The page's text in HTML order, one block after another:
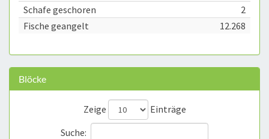
Schafe geschoren
2
Fische geangelt
12.268
Blöcke
Zeige
Einträge
Suche: